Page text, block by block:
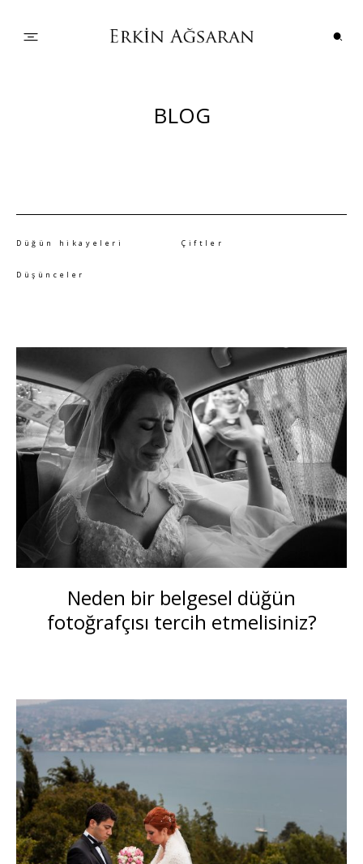
PORTFOLYO
ÇİFTLER
Ödüller
Doğru fotoğrafçıyı bulmak
Belgesel düğün fotoğrafları
Çiftler için
İLETİŞİM
BLOG
Düğün hikayeleri Çiftler
Düşünceler
Neden bir belgesel düğün
fotoğrafçısı tercih etmelisiniz?